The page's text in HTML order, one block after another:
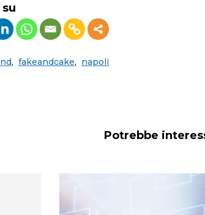
, fakeandcake, napoli
Potrebbe